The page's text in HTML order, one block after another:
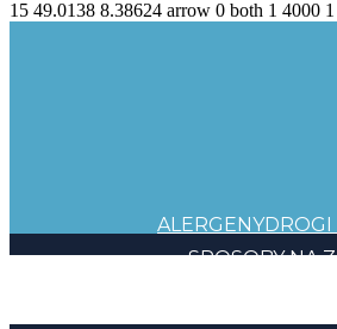
15 49.0138 8.38624 arrow 0 both 1 4000 1
ALERGENYDROGI
SPOSOBY NA